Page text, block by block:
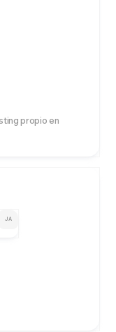
propio en
JA